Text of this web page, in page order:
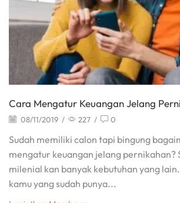
Cara Mengatur Keuangan Jelang
08/11/2019 / 227 / 0
Sudah memiliki calon tapi bingung
mengatur keuangan jelang pernikahan?
milenial kan banyak kebutuhan yang
kamu yang sudah punya...